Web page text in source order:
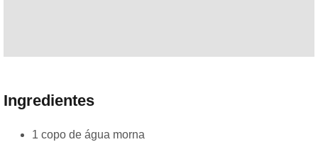
Ingredientes
1 copo de água morna